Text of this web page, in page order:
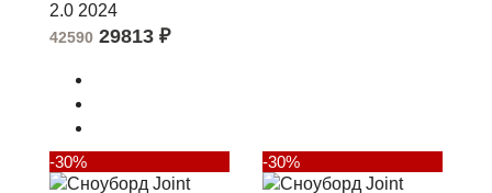
2.0 2024
42590 29813 ₽
-30% -30%